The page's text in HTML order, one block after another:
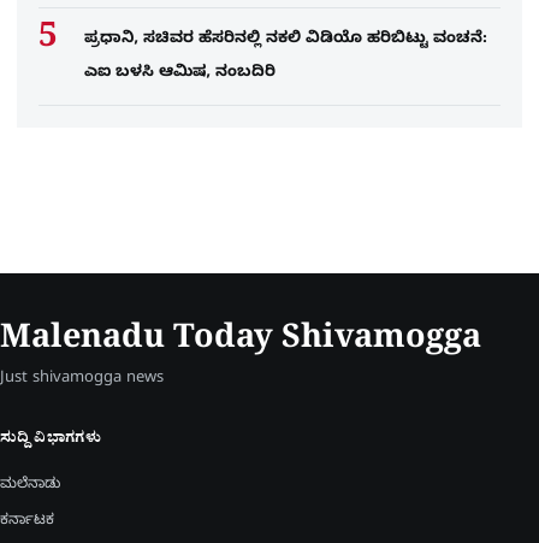
ಪ್ರಧಾನಿ, ಸಚಿವರ ಹೆಸರಿನಲ್ಲಿ ನಕಲಿ ವಿಡಿಯೊ ಹರಿಬಿಟ್ಟು ವಂಚನೆ:
ಎಐ ಬಳಸಿ ಆಮಿಷ, ನಂಬದಿರಿ
Malenadu Today Shivamogga
Just shivamogga news
ಸುದ್ದಿ ವಿಭಾಗಗಳು
ಮಲೆನಾಡು
ಕರ್ನಾಟಕ